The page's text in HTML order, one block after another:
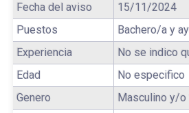
Fecha del aviso
15/11/2024
Puestos
Bachero/a y
Experiencia
No se indico
Edad
No especifico
Genero
Masculino y/